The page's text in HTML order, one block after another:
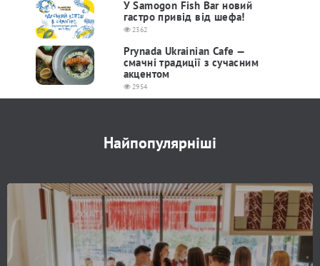
У Samogon Fish Bar новий
гастро привід від шефа!
2362
Prynada Ukrainian Cafe —
смачні традиції з сучасним
акцентом
2954
Найпопулярніші